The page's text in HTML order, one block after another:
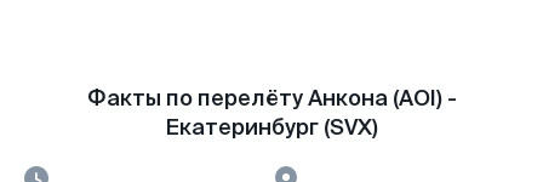
Факты по перелёту Анкона (AOI) -
Екатеринбург (SVX)